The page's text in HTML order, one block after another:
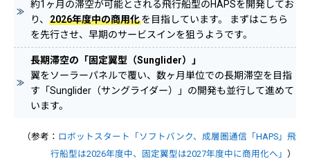
約1ヶ月の滞空が可能とされる飛行船型のHAPSを開発してお
り、 2026年度中の商用化を目指しています。 まずはこちら
を先行させ、早期のサービスインを狙うようです。
長期滞空の「固定翼型（Sunglider）」
翼をソーラーパネルで覆い、数ヶ月単位での長期滞空を目指
す「Sunglider（サングライダー）」の開発も並行して進めて
います。
（参考： ロボットスタート「ソフトバンク、成層圏通信「HAPS」飛
行船型は2026年度中、固定翼型は2027年度中に商用化へ」 ）